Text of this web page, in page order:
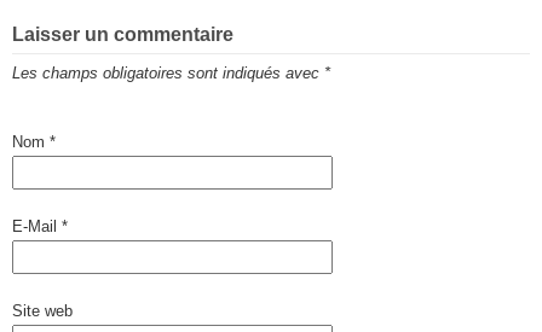
Laisser un commentaire
Les champs obligatoires sont indiqués avec *
Nom *
E-Mail *
Site web